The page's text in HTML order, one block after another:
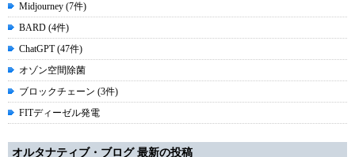
Midjourney (7件)
BARD (4件)
ChatGPT (47件)
オゾン空間除菌
ブロックチェーン (3件)
FITディーゼル発電
オルタナティブ・ブログ 最新の投稿